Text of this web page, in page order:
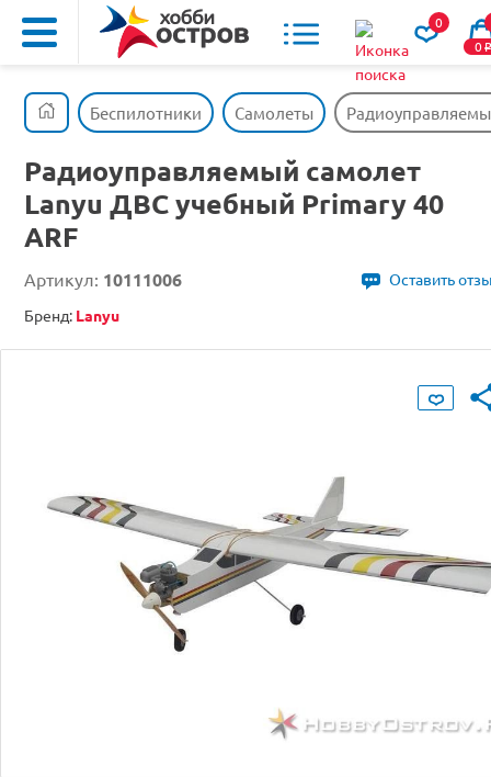
0
0o
Беспилотники Самолеты
Радиоуправляемый самолет
Lanyu ДВС учебный Primary 40
ARF
Артикул: 10111006
Оставить
Бренд: Lanyu